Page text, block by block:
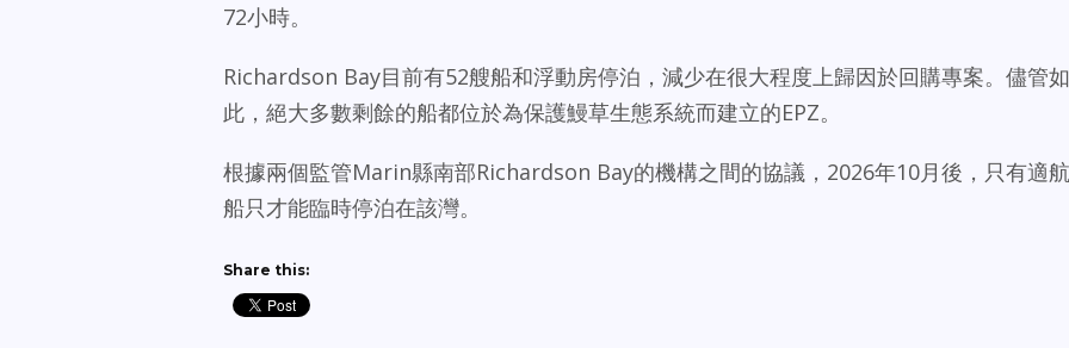
72小時。
Richardson Bay目前有52艘船和浮動房停泊，減少在很大程度上歸因於回購專案。儘管如
此，絕大多數剩餘的船都位於為保護鰻草生態系統而建立的EPZ。
根據兩個監管Marin縣南部Richardson Bay的機構之間的協議，2026年10月後，只有適航
船只才能臨時停泊在該灣。
Share this: